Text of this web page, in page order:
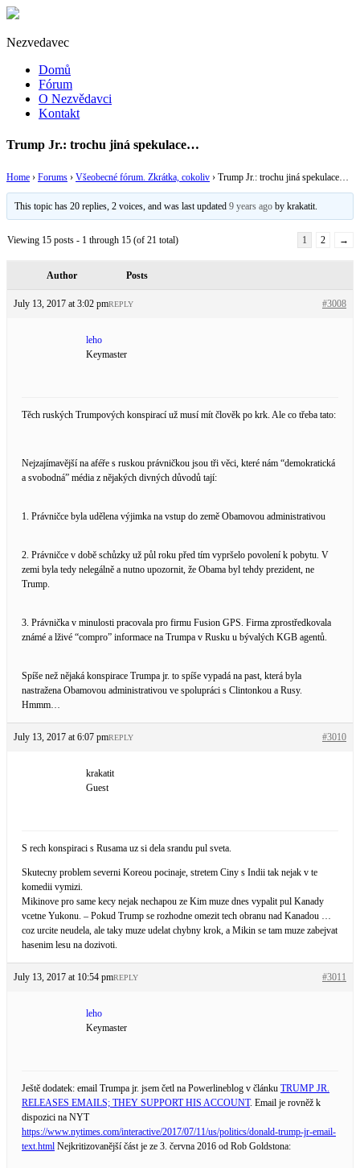
Nezvedavec
Domů
Fórum
O Nezvědavci
Kontakt
Trump Jr.: trochu jiná spekulace…
Home › Forums › Všeobecné fórum. Zkrátka, cokoliv › Trump Jr.: trochu jiná spekulace…
This topic has 20 replies, 2 voices, and was last updated9 years ago bykrakatit
Viewing 15 posts - 1 through 15 (of 21 total) 1 2 →
Author Posts
July 13, 2017 at 3:02 pm #3008
REPLY
leho
Keymaster
Těch ruských Trumpových konspirací už musí mít člověk po krk. Ale co třeba tato:
Nejzajímavější na aféře s ruskou právničkou jsou tři věci, které nám “demokratická
a svobodná” média z nějakých divných důvodů tají:
1. Právničce byla udělena výjimka na vstup do země Obamovou administrativou
2. Právničce v době schůzky už půl roku před tím vypršelo povolení k pobytu. V
zemi byla tedy nelegálně a nutno upozornit, že Obama byl tehdy prezident, ne
Trump.
3. Právnička v minulosti pracovala pro firmu Fusion GPS. Firma zprostředkovala
známé a lživé “compro” informace na Trumpa v Rusku u bývalých KGB agentů.
Spíše než nějaká konspirace Trumpa jr. to spíše vypadá na past, která byla
nastražena Obamovou administrativou ve spolupráci s Clintonkou a Rusy.
Hmmm…
July 13, 2017 at 6:07 pm #3010
REPLY
krakatit
Guest
S rech konspiraci s Rusama uz si dela srandu pul sveta.
Skutecny problem severni Koreou pocinaje, stretem Ciny s Indii tak nejak v te
komedii vymizi.
Mikinove pro same kecy nejak nechapou ze Kim muze dnes vypalit pul Kanady
vcetne Yukonu. – Pokud Trump se rozhodne omezit tech obranu nad Kanadou …
coz urcite neudela, ale taky muze udelat chybny krok, a Mikin se tam muze zabejvat
hasenim lesu na dozivoti.
July 13, 2017 at 10:54 pm #3011
REPLY
leho
Keymaster
Ještě dodatek: email Trumpa jr. jsem četl na Powerlineblog v článku TRUMP JR.
RELEASES EMAILS; THEY SUPPORT HIS ACCOUNT. Email je rovněž k
dispozici na NYT
https://www.nytimes.com/interactive/2017/07/11/us/politics/donald-trump-jr-email-
text.html Nejkritizovanější část je ze 3. června 2016 od Rob Goldstona: